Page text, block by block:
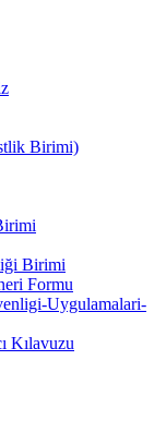
Birimi)
Birimi
Formu
Uygulamalari-
Kılavuzu